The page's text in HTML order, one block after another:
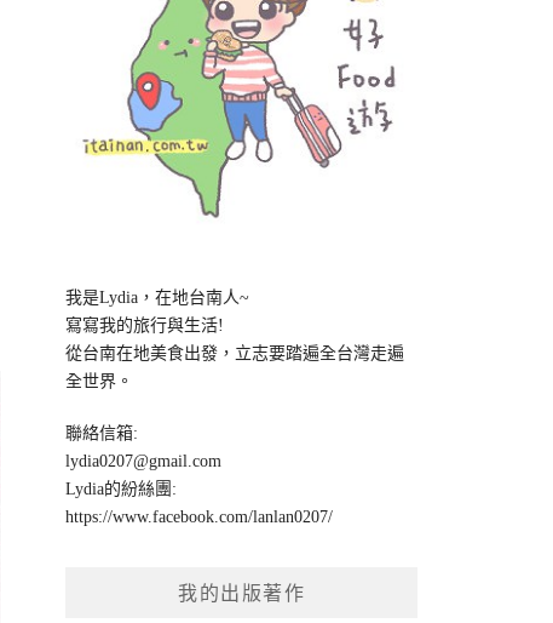
我是Lydia，在地台南人~
寫寫我的旅行與生活!
從台南在地美食出發，立志要踏遍全台灣走遍
全世界。
聯絡信箱:
lydia0207@gmail.com
Lydia的紛絲團:
https://www.facebook.com/lanlan0207/
我的出版著作